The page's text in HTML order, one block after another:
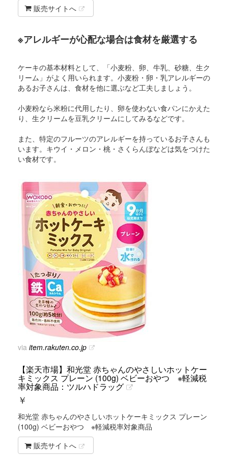
販売サイトへ
※アレルギーが心配な場合は食材を厳選する
ケーキの基本材料として、「小麦粉、卵、牛乳、砂糖、生ク
リーム」がよく用いられます。小麦粉・卵・乳アレルギーの
あるお子さんは、食材を他に選ぶなど工夫しましょう。
小麦粉なら米粉に代用したり、卵を使わない食パンにかえた
り、生クリームを豆乳クリームにしてみるなどです。
また、特定のフルーツのアレルギーを持っているお子さんも
います。キウイ・メロン・桃・さくらんぼなどは気をつけた
い食材です。
via item.rakuten.co.jp
【楽天市場】和光堂 赤ちゃんのやさしいホットケー
キミックス プレーン (100g) ベビーおやつ ※軽減税
率対象商品：ツルハドラッグ
￥
和光堂 赤ちゃんのやさしいホットケーキミックス プレーン
(100g) ベビーおやつ ※軽減税率対象商品
販売サイトへ